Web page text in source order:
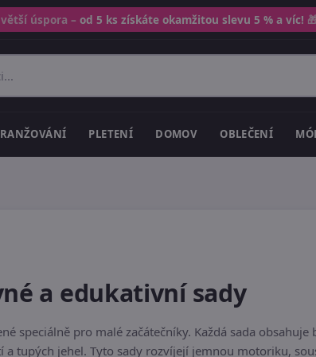
úspora – od 5 ks získáte okamžitou slevu 5 % a víc!
PLETENÍ DOMOV OBLEČENÍ
a edukativní sady
speciálně pro malé začátečníky. Každá sada
a tupých jehel. Tyto sady rozvíjejí jemnou motoriku,